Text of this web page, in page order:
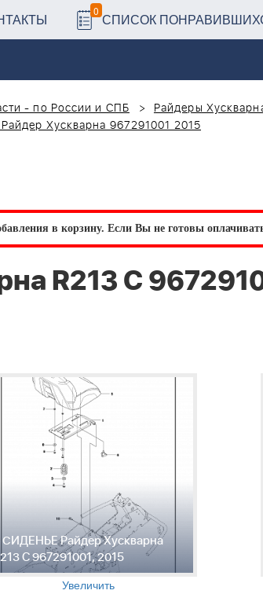
0 СПИСОК
- по России и СПБ
Райдеры
Райдер Хускварна 967291001 2015
в корзину. Если Вы не готовы
R213 C
СИДЕНЬЕ Райдер Хускварна
C 967291001, 2015
Увеличить